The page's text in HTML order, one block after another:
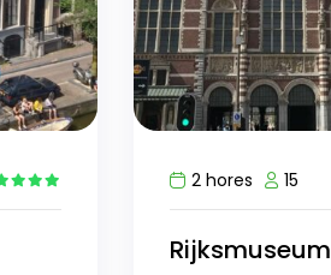
4
2 hores
15
Rijksmuseum